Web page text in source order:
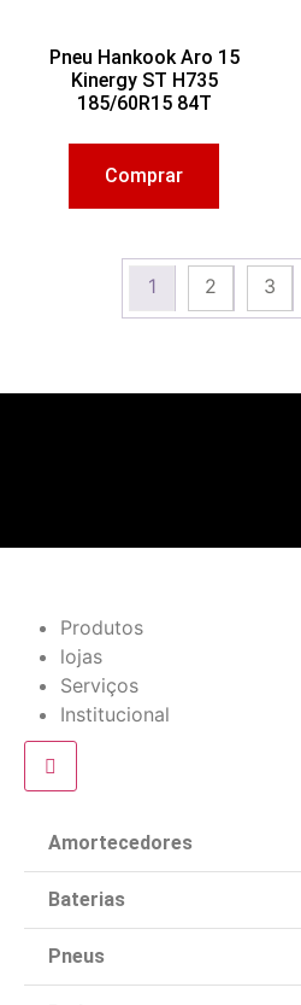
Pneu Hankook Aro 15
Kinergy ST H735
185/60R15 84T
Comprar
1 2 3
Produtos
lojas
Serviços
Institucional
Amortecedores
Baterias
Pneus